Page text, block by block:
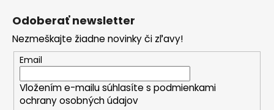
Odoberať newsletter
Nezmeškajte žiadne novinky či zľavy!
Email
Vložením e-mailu súhlasíte s podmienkami
ochrany osobných údajov